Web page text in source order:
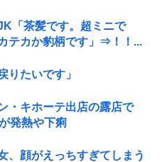
「茶髪です。超ミニで
テカか豹柄です」⇒！！...
りたいです」
・キホーテ出店の露店で
発熱や下痢
、顔がえっちすぎてしまう